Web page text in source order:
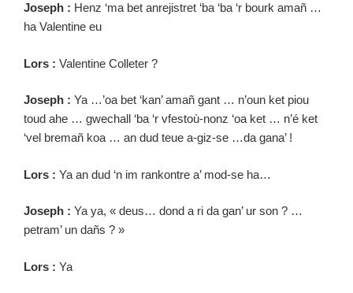
Joseph : Henz ‘ma bet anrejistret ‘ba ‘ba ‘r bourk amañ …
ha Valentine eu
Lors : Valentine Colleter ?
Joseph : Ya …’oa bet ‘kan’ amañ gant … n’oun ket piou
toud ahe … gwechall ‘ba ‘r vfestoù-nonz ‘oa ket … n’é ket
‘vel bremañ koa … an dud teue a-giz-se …da gana’ !
Lors : Ya an dud ‘n im rankontre a’ mod-se ha…
Joseph : Ya ya, « deus… dond a ri da gan’ ur son ? …
petram’ un dañs ? »
Lors : Ya